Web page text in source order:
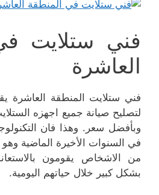
فني ستلايت
العاشرة
فني ستلايت المنطقة العاشرة
لتصليح صيانة جميع اجهزه
وبأفضل سعر. وهذا فان
في السنوات الأخيرة الماضية وهو
من الاشخاص يقومون
بشكل كبير خلال حياتهم اليومية.